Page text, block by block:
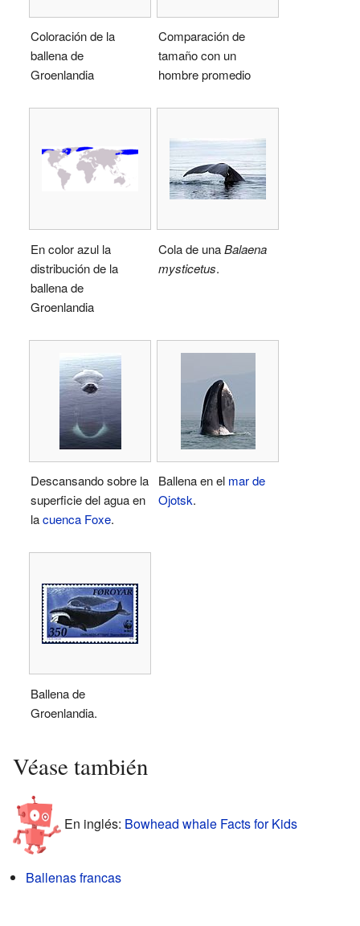
Coloración de la
ballena de
Groenlandia
Comparación de
tamaño con un
hombre promedio
En color azul la
distribución de la
ballena de
Groenlandia
Cola de unaBalaena
mysticetus.
Descansando sobre la
superficie del agua en
lacuenca Foxe.
Ballena en el mar de
Ojotsk.
Ballena de
Groenlandia.
Véase también
En inglés: Bowhead whale Facts for Kids
Ballenas francas